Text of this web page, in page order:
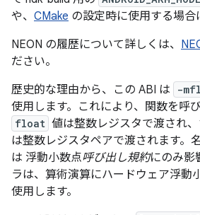
や、 CMake の設定時に使用する場合
NEON の履歴について詳しくは、
ださい。
歴史的な理由から、この ABI は
-
使用します。これにより、関数を呼
float 値は整数レジスタで渡され
は整数レジスタペアで渡されます。
は 浮動小数点呼び出し規約にのみ影
ラは、算術演算にハードウェア浮動
使用します。